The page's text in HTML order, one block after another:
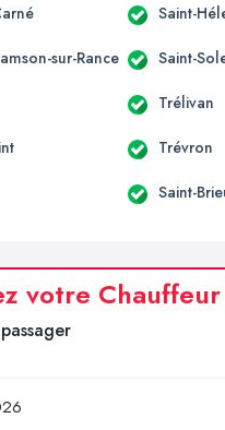
Saint-
sur-Rance Saint-
Trélivan
Trévron
Saint-
votre Chauffeur